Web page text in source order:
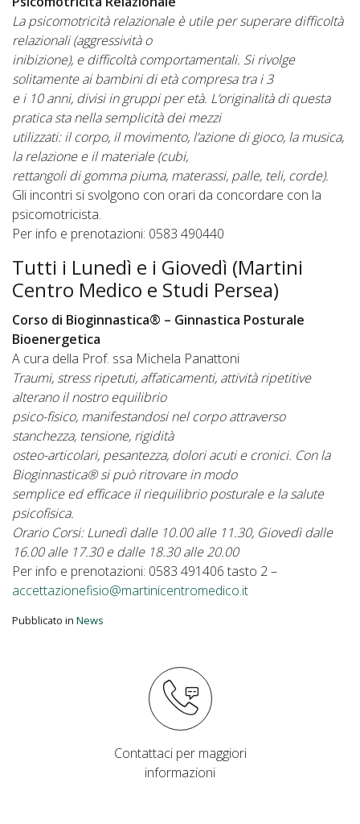
La psicomotricità relazionale è utile per superare difficoltà
relazionali (aggressività o
inibizione), e difficoltà comportamentali. Si rivolge
solitamente ai bambini di età compresa tra i 3
e i 10 anni, divisi in gruppi per età. L’originalità di questa
pratica sta nella semplicità dei mezzi
utilizzati: il corpo, il movimento, l’azione di gioco, la musica,
la relazione e il materiale (cubi,
rettangoli di gomma piuma, materassi, palle, teli, corde).
Gli incontri si svolgono con orari da concordare con la
psicomotricista.
Per info e prenotazioni: 0583 490440
Tutti i Lunedì e i Giovedì (Martini
Centro Medico e Studi Persea)
Corso di Bioginnastica® – Ginnastica Posturale
Bioenergetica
A cura della Prof. ssa Michela Panattoni
Traumi, stress ripetuti, affaticamenti, attività ripetitive
alterano il nostro equilibrio
psico-fisico, manifestandosi nel corpo attraverso
stanchezza, tensione, rigidità
osteo-articolari, pesantezza, dolori acuti e cronici. Con la
Bioginnastica® si può ritrovare in modo
semplice ed efficace il riequilibrio posturale e la salute
psicofisica.
Orario Corsi: Lunedì dalle 10.00 alle 11.30, Giovedì dalle
16.00 alle 17.30 e dalle 18.30 alle 20.00
Per info e prenotazioni: 0583 491406 tasto 2 –
accettazionefisio@martinicentromedico.it
Pubblicato in News
Contattaci per maggiori
informazioni